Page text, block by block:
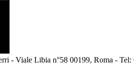
- Viale Libia n°58 00199, Roma -